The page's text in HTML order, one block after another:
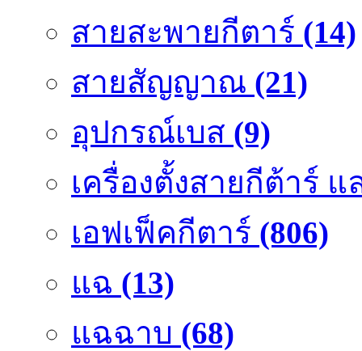
สายสะพายกีตาร์ (14)
สายสัญญาณ (21)
อุปกรณ์เบส (9)
เครื่องตั้งสายกีต้าร์ แ
เอฟเฟ็คกีตาร์ (806)
แฉ (13)
แฉฉาบ (68)